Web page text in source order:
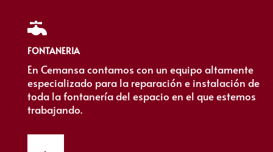

FONTANERIA
En Cemansa contamos con un equipo altamente
especializado para la reparación e instalación de
toda la fontanería del espacio en el que estemos
trabajando.